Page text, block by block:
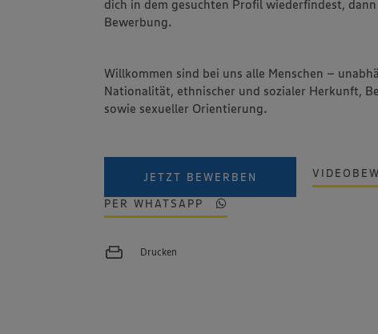
dich in dem gesuchten Profil wiederfindest,
Bewerbung.
Willkommen sind bei uns alle Menschen –
Nationalität, ethnischer und sozialer Herkunft,
sowie sexueller Orientierung.
JETZT BEWERBEN
PER WHATSAPP
Drucken